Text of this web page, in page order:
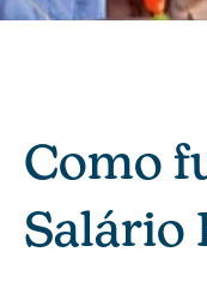
Como
Salário